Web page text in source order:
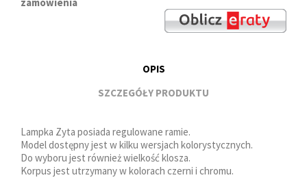
OPIS
SZCZEGÓŁY PRODUKTU
Lampka Zyta posiada regulowane ramie.
Model dostępny jest w kilku wersjach kolorystycznych.
Do wyboru jest również wielkość klosza.
Korpus jest utrzymany w kolorach czerni i chromu.